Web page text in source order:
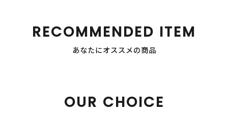
RECOMMENDED ITEM
あなたにオススメの商品
OUR CHOICE